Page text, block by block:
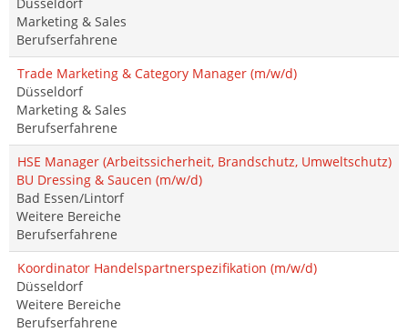
Marketing & Sales
Berufserfahrene
Trade Marketing & Category Manager (m/w/d)
Düsseldorf
Marketing & Sales
Berufserfahrene
HSE Manager (Arbeitssicherheit, Brandschutz, Umweltschutz)
BU Dressing & Saucen (m/w/d)
Bad Essen/Lintorf
Weitere Bereiche
Berufserfahrene
Koordinator Handelspartnerspezifikation (m/w/d)
Düsseldorf
Weitere Bereiche
Berufserfahrene